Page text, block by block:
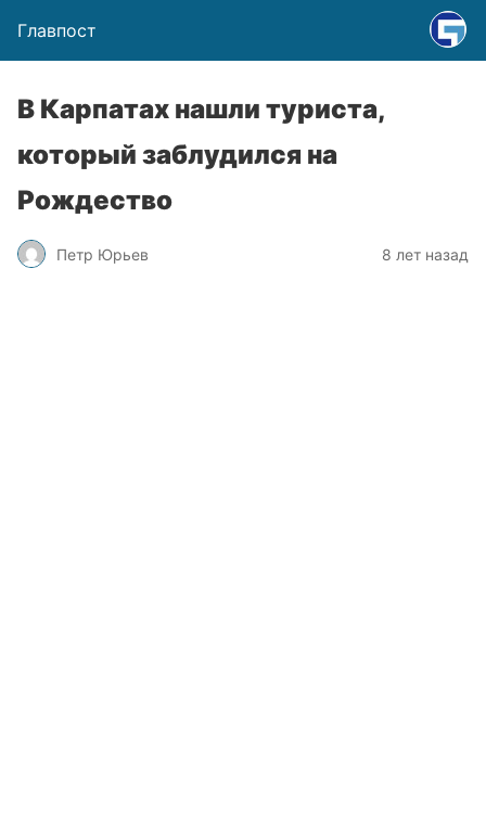
Главпост
В Карпатах нашли туриста,
который заблудился на
Рождество
Петр Юрьев 8 лет назад